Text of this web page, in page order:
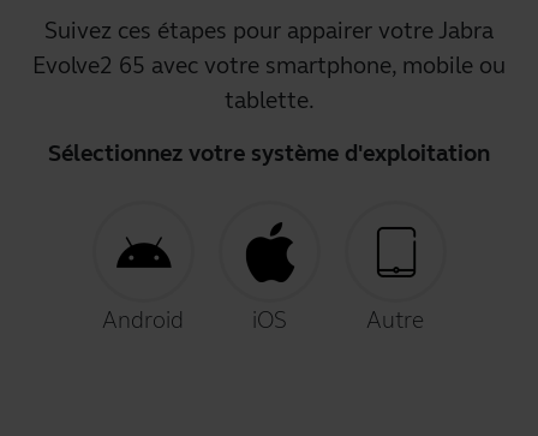
Suivez ces étapes pour appairer votre Jabra
Evolve2 65 avec votre smartphone, mobile ou
tablette.
Sélectionnez votre système d'exploitation
Android iOS Autre